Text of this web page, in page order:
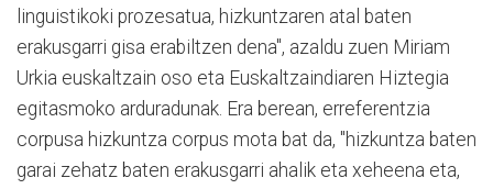
linguistikoki prozesatua, hizkuntzaren atal baten
erakusgarri gisa erabiltzen dena", azaldu zuen Miriam
Urkia euskaltzain oso eta Euskaltzaindiaren Hiztegia
egitasmoko arduradunak. Era berean, erreferentzia
corpusa hizkuntza corpus mota bat da, "hizkuntza baten
garai zehatz baten erakusgarri ahalik eta xeheena eta,